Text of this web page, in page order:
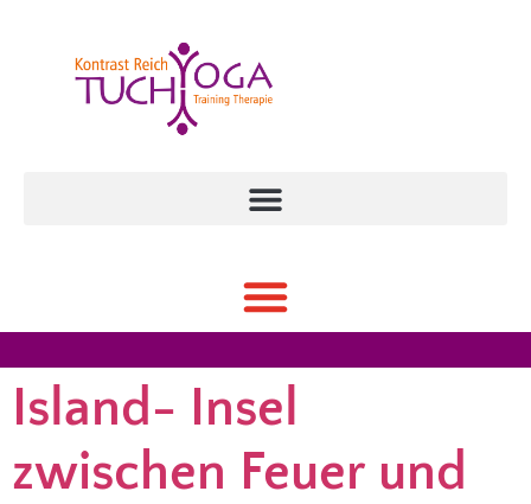
Island- Insel
zwischen Feuer und